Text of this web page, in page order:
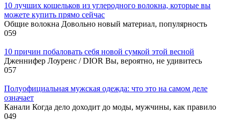
10 лучших кошельков из углеродного волокна, которые вы
можете купить прямо сейчас
Общие волокна Довольно новый материал, популярность
059
10 причин побаловать себя новой сумкой этой весной
Дженнифер Лоуренс / DIOR Вы, вероятно, не удивитесь
057
Полуофициальная мужская одежда: что это на самом деле
означает
Канали Когда дело доходит до моды, мужчины, как правило
049